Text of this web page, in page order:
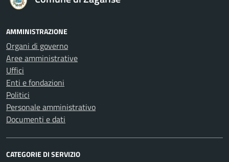
AMMINISTRAZIONE
Organi di governo
Aree amministrative
Uffici
Enti e fondazioni
Politici
Personale amministrativo
Documenti e dati
CATEGORIE DI SERVIZIO